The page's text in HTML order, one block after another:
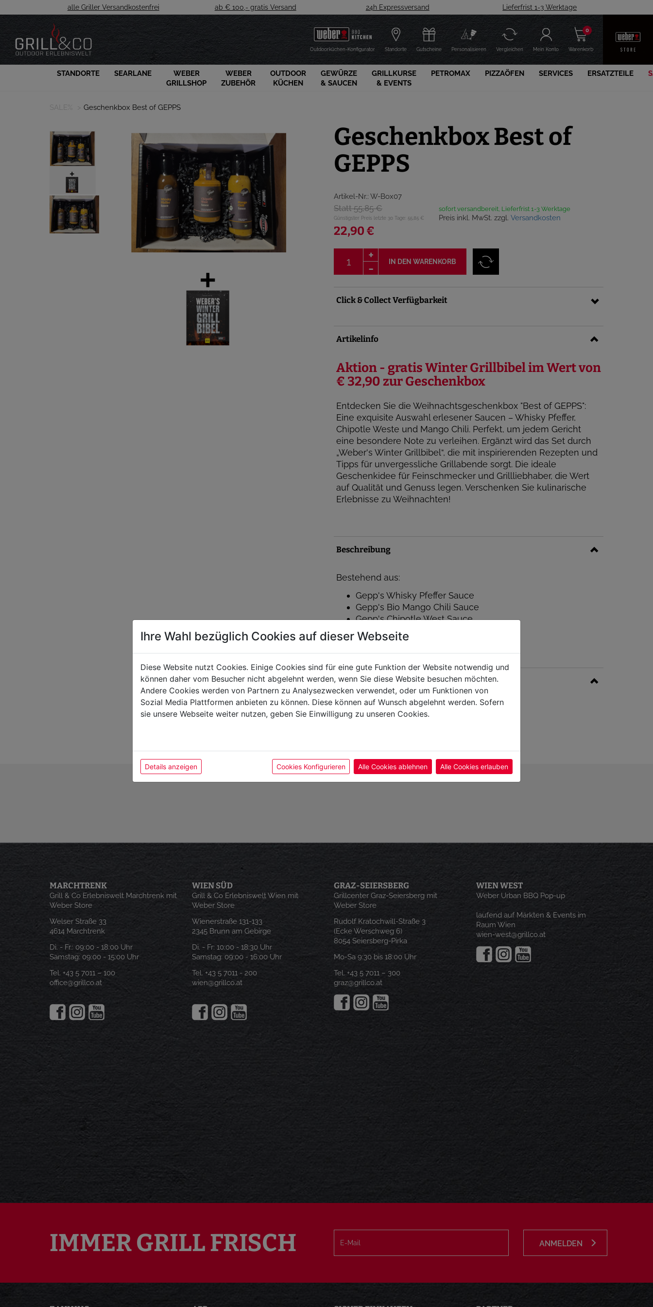
alle Griller Versandkostenfrei ab € 100,- gratis Versand 24h Expressversand Lieferfrist 1-3 Werktage
Outdoorküchen-Konfigurator Standorte Gutscheine Personalisieren Vergleichen Mein Konto Warenkorb
0
STANDORTE SEARLANE
WEBER
GRILLSHOP
WEBER
ZUBEHÖR
OUTDOOR
KÜCHEN
GEWÜRZE
& SAUCEN
GRILLKURSE
& EVENTS
PETROMAX PIZZAÖFEN SERVICES ERSATZTEILE
SALE% Geschenkbox Best of GEPPS
Geschenkbox Best of
GEPPS
Artikel-Nr.: W-Box07
Statt 55,85 €
Günstigster Preis letzte 30 Tage: 55,85 €
22,90 €
sofort versandbereit, Lieferfrist 1-3 Werktage
Preis inkl. MwSt. zzgl. Versandkosten
IN DEN WARENKORB
Click & Collect Verfügbarkeit
Artikelinfo
Aktion - gratis Winter Grillbibel im Wert von
€ 32,90 zur Geschenkbox
Entdecken Sie die Weihnachtsgeschenkbox "Best of GEPPS":
Eine exquisite Auswahl erlesener Saucen – Whisky Pfeffer,
Chipotle Weste und Mango Chili. Perfekt, um jedem Gericht
eine besondere Note zu verleihen. Ergänzt wird das Set durch
„Weber's Winter Grillbibel“, die mit inspirierenden Rezepten und
Tipps für unvergessliche Grillabende sorgt. Die ideale
Geschenkidee für Feinschmecker und Grillliebhaber, die Wert
auf Qualität und Genuss legen. Verschenken Sie kulinarische
Erlebnisse zu Weihnachten!
Beschreibung
Bestehend aus:
Gepp's Whisky Pfeffer Sauce
Gepp's Bio Mango Chili Sauce
Gepp's Chipotle West Sauce
Weber's Wintergrillbibel
Geschenkbox + Füllmaterial
Allgemein
EAN-Nr -
MARCHTRENK
Grill & Co Erlebniswelt Marchtrenk mit
Weber Store
Welser Straße 33
4614 Marchtrenk
Di. - Fr.: 09:00 - 18:00 Uhr
Samstag: 09:00 - 15:00 Uhr
Tel. +43 5 7011 – 100
office@grillco.at
WIEN SÜD
Grill & Co Erlebniswelt Wien mit
Weber Store
Wienerstraße 131-133
2345 Brunn am Gebirge
Di. - Fr: 10:00 - 18:30 Uhr
Samstag: 09:00 - 16:00 Uhr
Tel. +43 5 7011 - 200
wien@grillco.at
GRAZ-SEIERSBERG
Grillcenter Graz-Seiersberg mit
Weber Store
Rudolf Kratochwill-Straße 3
(Ecke Werschweg 6)
8054 Seiersberg-Pirka
Mo-Sa 9:30 bis 18:00 Uhr
Tel. +43 5 7011 – 300
graz@grillco.at
WIEN WEST
Weber Urban BBQ Pop-up
laufend auf Märkten & Events im
Raum Wien
wien-west@grillco.at
IMMER GRILL FRISCH ANMELDEN
Ihre Wahl bezüglich Cookies auf dieser Webseite
Diese Website nutzt Cookies. Einige Cookies sind für eine gute Funktion der Website notwendig und
können daher vom Besucher nicht abgelehnt werden, wenn Sie diese Website besuchen möchten.
Andere Cookies werden von Partnern zu Analysezwecken verwendet, oder um Funktionen von
Sozial Media Plattformen anbieten zu können. Diese können auf Wunsch abgelehnt werden. Sofern
sie unsere Webseite weiter nutzen, geben Sie Einwilligung zu unseren Cookies.
Details anzeigen Cookies Konfigurieren Alle Cookies ablehnen Alle Cookies erlauben